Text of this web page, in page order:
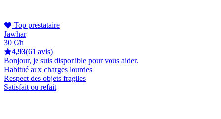
Top prestataire
Jawhar
30 €/h
4,93(61 avis)
Bonjour, je suis disponible pour vous aider.
Habitué aux charges lourdes
Respect des objets fragiles
Satisfait ou refait